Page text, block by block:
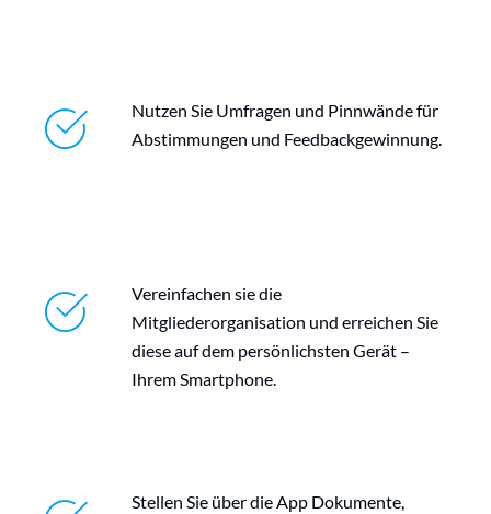
Nutzen Sie Umfragen und Pinnwände für
Abstimmungen und Feedbackgewinnung.
Vereinfachen sie die
Mitgliederorganisation und erreichen Sie
diese auf dem persönlichsten Gerät –
Ihrem Smartphone.
Stellen Sie über die App Dokumente,